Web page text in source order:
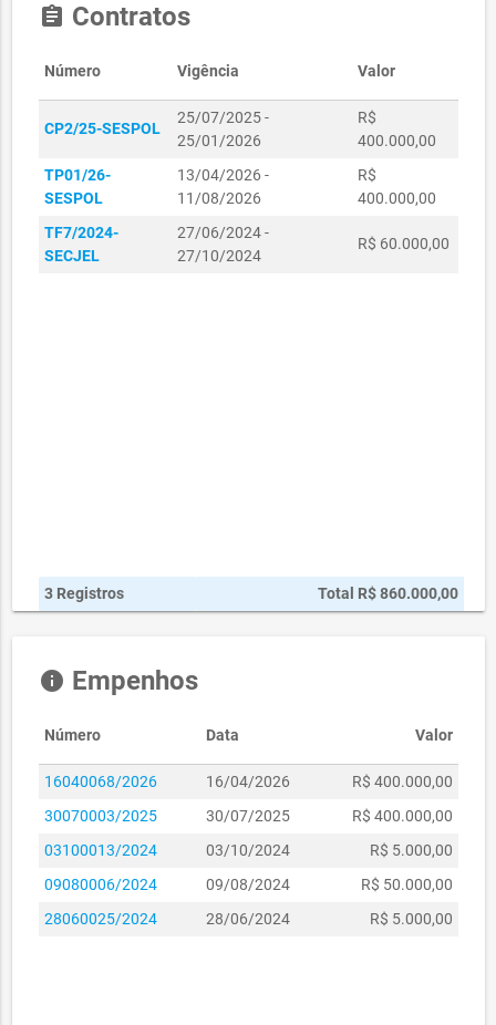
assignment Contratos
Número Vigência Valor
CP2/25-SESPOL
25/07/2025 -
25/01/2026
R$
400.000,00
TP01/26-
SESPOL
13/04/2026 -
11/08/2026
R$
400.000,00
TF7/2024-
SECJEL
27/06/2024 -
27/10/2024
R$ 60.000,00
3 Registros Total R$ 860.000,00
info Empenhos
Número Data Valor
16040068/2026 16/04/2026
R$ 400.000,00
30070003/2025
30/07/2025
R$ 400.000,00
03100013/2024
03/10/2024
R$ 5.000,00
09080006/2024
09/08/2024
R$ 50.000,00
28060025/2024
28/06/2024 R$ 5.000,00